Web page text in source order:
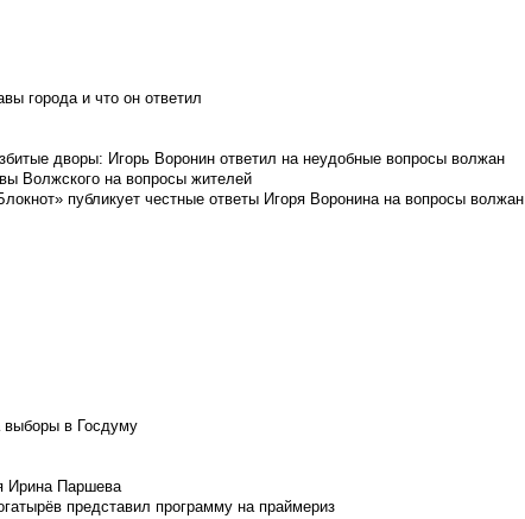
города и что он ответил
дворы: Игорь Воронин ответил на неудобные вопросы волжан
Волжского на вопросы жителей
публикует честные ответы Игоря Воронина на вопросы волжан
выборы в Госдуму
Ирина Паршева
представил программу на праймериз